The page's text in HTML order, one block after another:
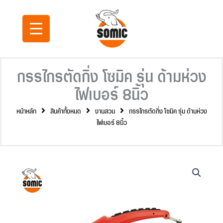
กรรไกรตัดกิ่ง โซมิค รุ่น ด้ามห่วง
ไฟเบอร์ 8นิ้ว
หน้าหลัก สินค้าทั้งหมด งานสวน
กรรไกรตัดกิ่ง โซมิค รุ่น ด้ามห่วง
ไฟเบอร์ 8นิ้ว